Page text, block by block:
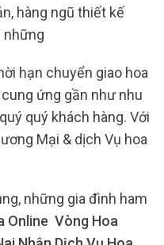
hàng ngũ thiết kế
những
hạn chuyển giao hoa
ứng gần như nhu
quý khách hàng. Với
Mại & dịch Vụ hoa
những gia đình ham
Online Vòng Hoa